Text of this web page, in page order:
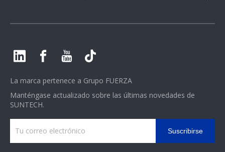
La marca pertenece a Grupo FUERZA
Manténgase actualizado sobre las últimas novedades de
SUNTECH.
Suscribirse